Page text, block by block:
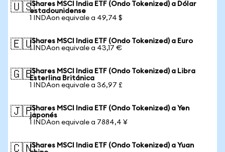
🇺🇸iShares MSCI India ETF (Ondo Tokenized) a Dólar
estadounidense
1 INDAon equivale a 49,74 $
🇪🇺iShares MSCI India ETF (Ondo Tokenized) a Euro
1 INDAon equivale a 43,17 €
🇬🇧iShares MSCI India ETF (Ondo Tokenized) a Libra
Esterlina Británica
1 INDAon equivale a 36,97 £
🇯🇵iShares MSCI India ETF (Ondo Tokenized) a Yen
japonés
1 INDAon equivale a 7884,4 ¥
🇨🇳iShares MSCI India ETF (Ondo Tokenized) a Yuan